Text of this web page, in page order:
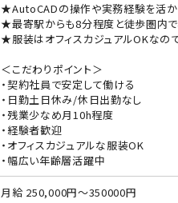
★AutoCADの操作や実務経験を活か
★最寄駅からも8分程度と徒歩圏内で
★服装はオフィスカジュアルOKなの
＜こだわりポイント＞
・契約社員で安定して働ける
・日勤土日休み/休日出勤なし
・残業少なめ月10h程度
・経験者歓迎
・オフィスカジュアルな服装OK
・幅広い年齢層活躍中
月給 250,000円～350000円